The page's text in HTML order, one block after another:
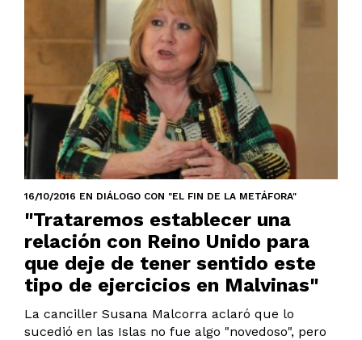
16/10/2016 EN DIÁLOGO CON "EL FIN DE LA METÁFORA"
"Trataremos establecer una
relación con Reino Unido para
que deje de tener sentido este
tipo de ejercicios en Malvinas"
La canciller Susana Malcorra aclaró que lo
sucedió en las Islas no fue algo "novedoso", pero